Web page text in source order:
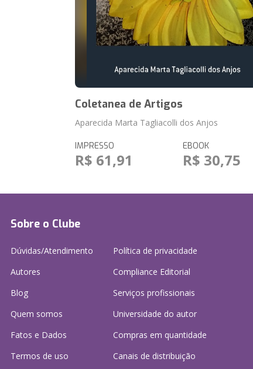
Coletanea de Artigos
Aparecida Marta Tagliacolli dos Anjos
IMPRESSO
R$ 61,91
EBOOK
R$ 30,75
Sobre o Clube
Dúvidas/Atendimento
Autores
Blog
Quem somos
Fatos e Dados
Termos de uso
Política de privacidade
Compliance Editorial
Serviços profissionais
Universidade do autor
Compras em quantidade
Canais de distribuição